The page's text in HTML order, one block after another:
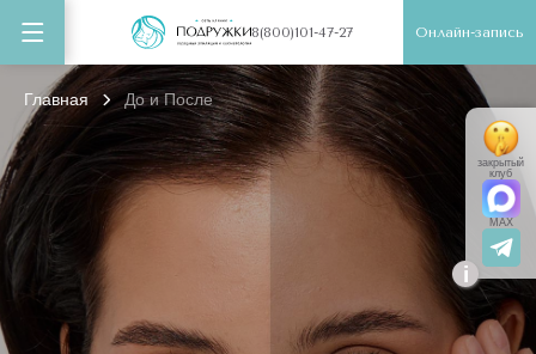
8(800)101-47-27 Онлайн-запись
Главная До и После
i
закрытый
клуб
MAX